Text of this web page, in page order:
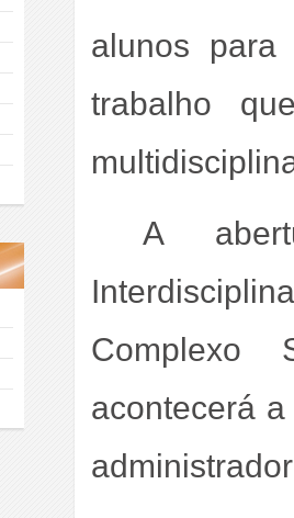
alunos
trabalho
A
Complexo
acontecerá a